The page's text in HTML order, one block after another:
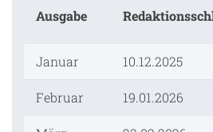
Ausgabe
Januar 10.12.2025
Februar 19.01.2026